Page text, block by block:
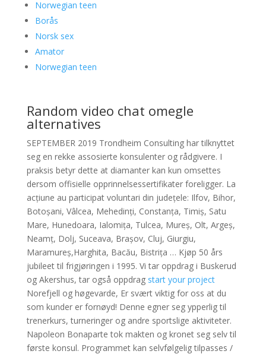
Norwegian teen
Borås
Norsk sex
Amator
Norwegian teen
Random video chat omegle
alternatives
SEPTEMBER 2019 Trondheim Consulting har tilknyttet
seg en rekke assosierte konsulenter og rådgivere. I
praksis betyr dette at diamanter kan kun omsettes
dersom offisielle opprinnelsessertifikater foreligger. La
acțiune au participat voluntari din județele: Ilfov, Bihor,
Botoșani, Vâlcea, Mehedinți, Constanța, Timiș, Satu
Mare, Hunedoara, Ialomița, Tulcea, Mureș, Olt, Argeș,
Neamț, Dolj, Suceava, Brașov, Cluj, Giurgiu,
Maramureș,Harghita, Bacău, Bistrița … Kjøp 50 års
jubileet til frigjøringen i 1995. Vi tar oppdrag i Buskerud
og Akershus, tar også oppdrag start your project
Norefjell og høgevarde, Er svært viktig for oss at du
som kunder er fornøyd! Denne egner seg ypperlig til
trenerkurs, turneringer og andre sportslige aktiviteter.
Napoleon Bonaparte tok makten og kronet seg selv til
første konsul. Programmet kan selvfølgelig tilpasses /